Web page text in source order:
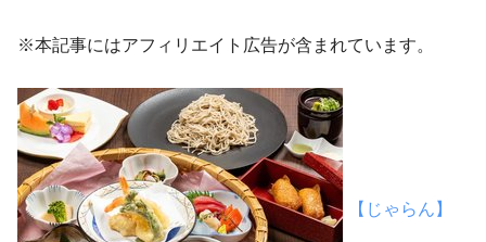
※本記事にはアフィリエイト広告が含まれています。
【じゃらん】